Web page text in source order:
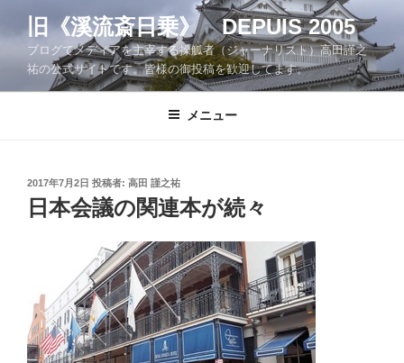
ツ
旧《溪流斎日乗》 DEPUIS 2005
ブログでメディアを主宰する操觚者（ジャーナリスト）高田謹之
祐の公式サイトです。皆様の御投稿を歓迎してます。
メニュー
投
稿
日:
2017年7月2日 投稿者: 高田 謹之祐
日本会議の関連本が続々